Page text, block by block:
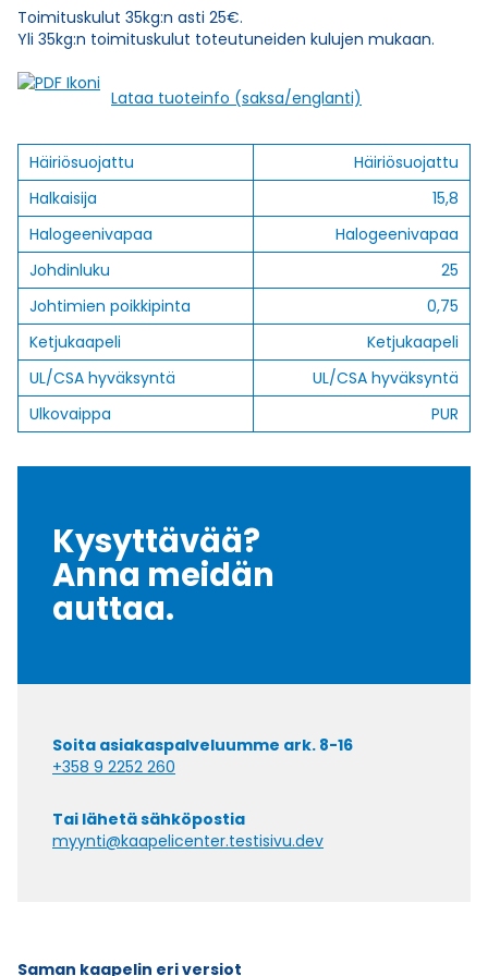
Toimituskulut 35kg:n asti 25€.
Yli 35kg:n toimituskulut toteutuneiden kulujen mukaan.
Lataa tuoteinfo (saksa/englanti)
Häiriösuojattu
Häiriösuojattu
Halkaisija
15,8
Halogeenivapaa
Halogeenivapaa
Johdinluku
25
Johtimien poikkipinta
0,75
Ketjukaapeli
Ketjukaapeli
UL/CSA hyväksyntä
UL/CSA hyväksyntä
Ulkovaippa
PUR
Kysyttävää?
Anna meidän
auttaa.
Soita asiakaspalveluumme ark. 8-16
+358 9 2252 260
Tai lähetä sähköpostia
myynti@kaapelicenter.testisivu.dev
Saman kaapelin eri versiot